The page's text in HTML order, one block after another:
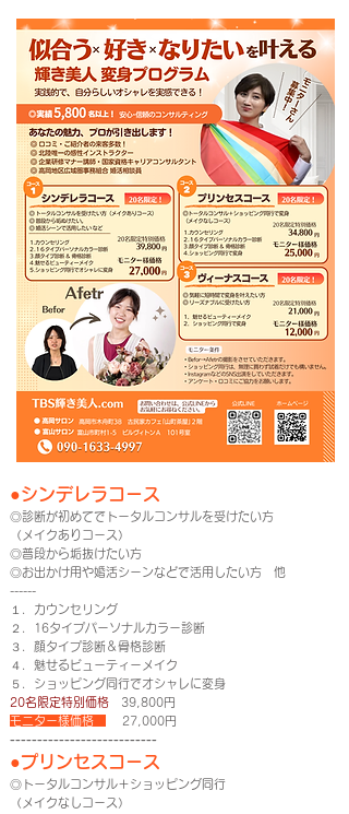
●シンデレラコース
◎診断が初めてでトータルコンサルを受けたい方
（メイクありコース）
◎普段から垢抜けたい方
◎お出かけ用や婚活シーンなどで活用したい方 他
------
１．カウンセリング
２．16タイプパーソナルカラー診断
３．顔タイプ診断＆骨格診断
４．魅せるビューティーメイク
５．ショッピング同行でオシャレに変身
20名限定特別価格 39,800円
モニター様価格
27,000円
---------------------------
●プリンセスコース
◎トータルコンサル＋ショッピング同行
（メイクなしコース）